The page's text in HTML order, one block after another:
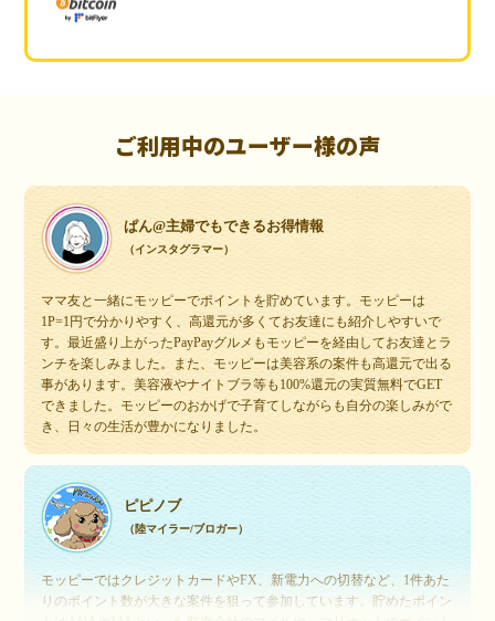
ご利用中のユーザー様の声
ぱん@主婦でもできるお得情報
（インスタグラマー）
ママ友と一緒にモッピーでポイントを貯めています。モッピーは
1P=1円で分かりやすく、高還元が多くてお友達にも紹介しやすいで
す。最近盛り上がったPayPayグルメもモッピーを経由してお友達とラ
ンチを楽しみました。また、モッピーは美容系の案件も高還元で出る
事があります。美容液やナイトブラ等も100%還元の実質無料でGET
できました。モッピーのおかげで子育てしながらも自分の楽しみがで
き、日々の生活が豊かになりました。
ピピノブ
（陸マイラー/ブロガー）
モッピーではクレジットカードやFX、新電力への切替など、1件あた
りのポイント数が大きな案件を狙って参加しています。貯めたポイン